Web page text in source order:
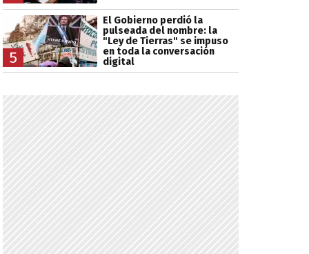
5
El Gobierno perdió la
pulseada del nombre: la
"Ley de Tierras" se impuso
en toda la conversación
digital